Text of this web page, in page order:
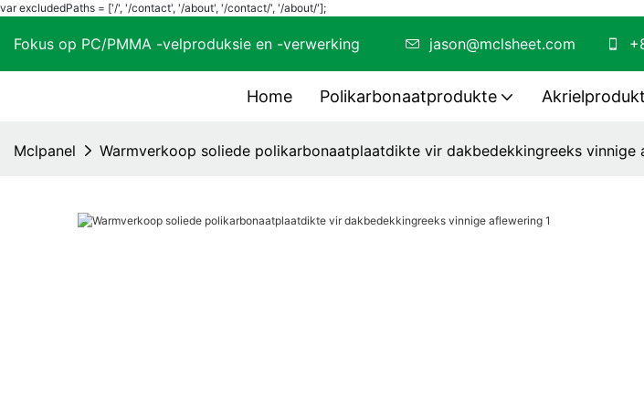
var excludedPaths = ['/', '/contact', '/about', '/contact/', '/about/'];
Fokus op PC/PMMA -velproduksie en -verwerking jason@mclsheet.com
Home Polikarbonaatprodukte
Mclpanel Warmverkoop soliede polikarbonaatplaatdikte vir dakbedekkingreeks vinnige